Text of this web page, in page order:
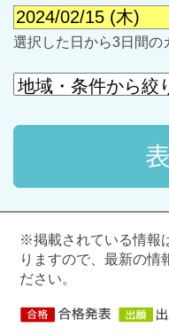
ブックマークした学校は
選択した日から3日間の
※掲載されている情報
りますので、最新の情
ださい。